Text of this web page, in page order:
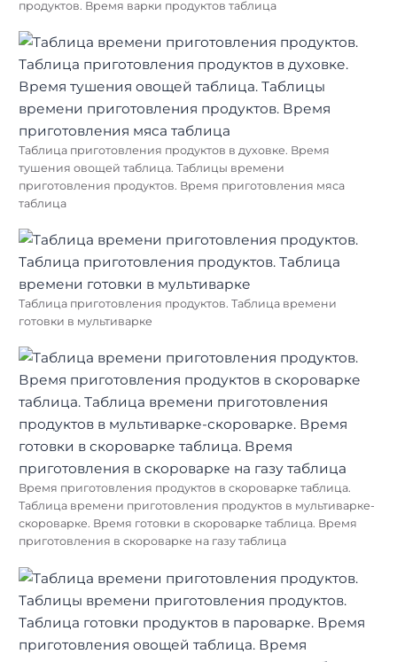
продуктов. Время варки продуктов таблица
Таблица приготовления продуктов в духовке. Время
тушения овощей таблица. Таблицы времени
приготовления продуктов. Время приготовления мяса
таблица
Таблица приготовления продуктов. Таблица времени
готовки в мультиварке
Время приготовления продуктов в скороварке таблица.
Таблица времени приготовления продуктов в мультиварке-
скороварке. Время готовки в скороварке таблица. Время
приготовления в скороварке на газу таблица